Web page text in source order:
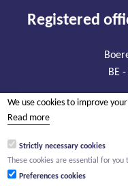
Registered
BE
VAT
We use cookies to improve
Read more
Strictly necessary cookies
These cookies are essential for
Preferences cookies